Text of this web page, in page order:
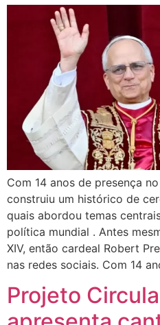
Com 14 anos de presença
construiu um histórico de
quais abordou temas
política mundial . Antes
XIV, então cardeal Robert
nas redes sociais. Com 14
Projeto